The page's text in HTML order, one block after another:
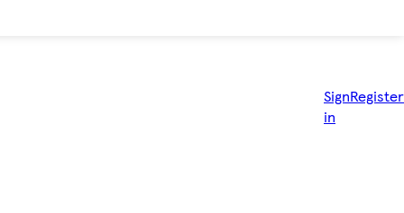
Sign
in
Register